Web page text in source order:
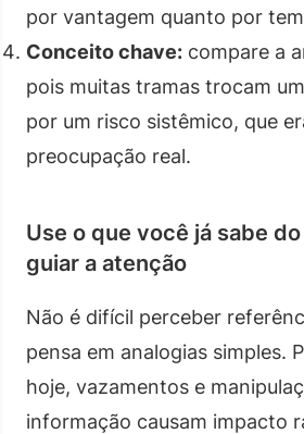
por vantagem quanto por
Conceito chave: compare a
pois muitas tramas trocam
por um risco sistêmico, que
preocupação real.
Use o que você já sabe
guiar a atenção
Não é difícil perceber
pensa em analogias simples.
hoje, vazamentos e
informação causam impacto